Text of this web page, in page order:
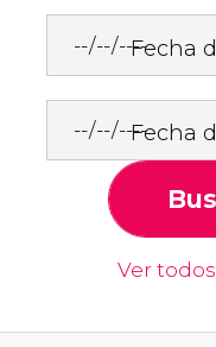
Fecha
Fecha
Ver